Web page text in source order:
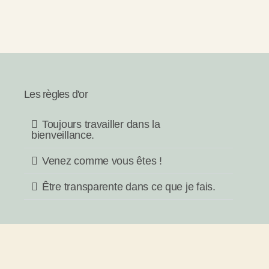
Les règles d'or
Toujours travailler dans la
bienveillance.
Venez comme vous êtes !
Être transparente dans ce que je fais.